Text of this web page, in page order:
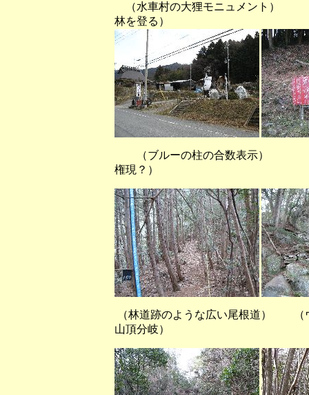
（水車村の大狸モニュ
林を登る）
（ブルーの柱の合数表示
権現？）
（林道跡のような広い尾根道）
山頂分岐）